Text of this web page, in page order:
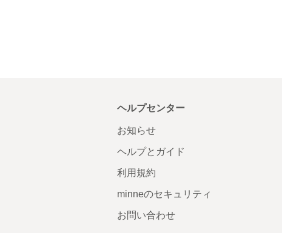
ヘルプセンター
お知らせ
ヘルプとガイド
利用規約
minneのセキュリティ
お問い合わせ